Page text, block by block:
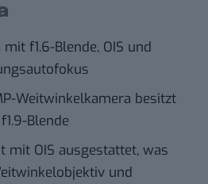
f1.6-Blende, OIS und
Weitwinkelkamera besitzt
Blende
mit OIS ausgestattet, was
und